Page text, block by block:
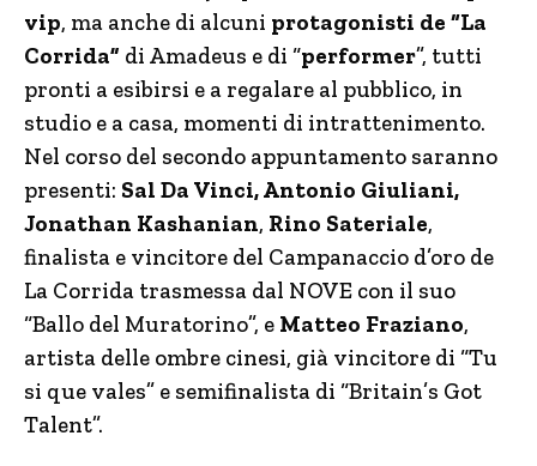
vip, ma anche di alcuni protagonisti de “La
Corrida” di Amadeus e di “performer”, tutti
pronti a esibirsi e a regalare al pubblico, in
studio e a casa, momenti di intrattenimento.
Nel corso del secondo appuntamento saranno
presenti: Sal Da Vinci, Antonio Giuliani,
Jonathan Kashanian, Rino Sateriale,
finalista e vincitore del Campanaccio d’oro de
La Corrida trasmessa dal NOVE con il suo
“Ballo del Muratorino”, e Matteo Fraziano,
artista delle ombre cinesi, già vincitore di “Tu
si que vales” e semifinalista di “Britain’s Got
Talent”.